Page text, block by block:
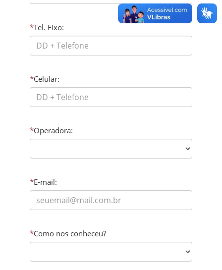
*Tel. Fixo:
*Celular:
*Operadora:
*E-mail:
*Como nos conheceu?